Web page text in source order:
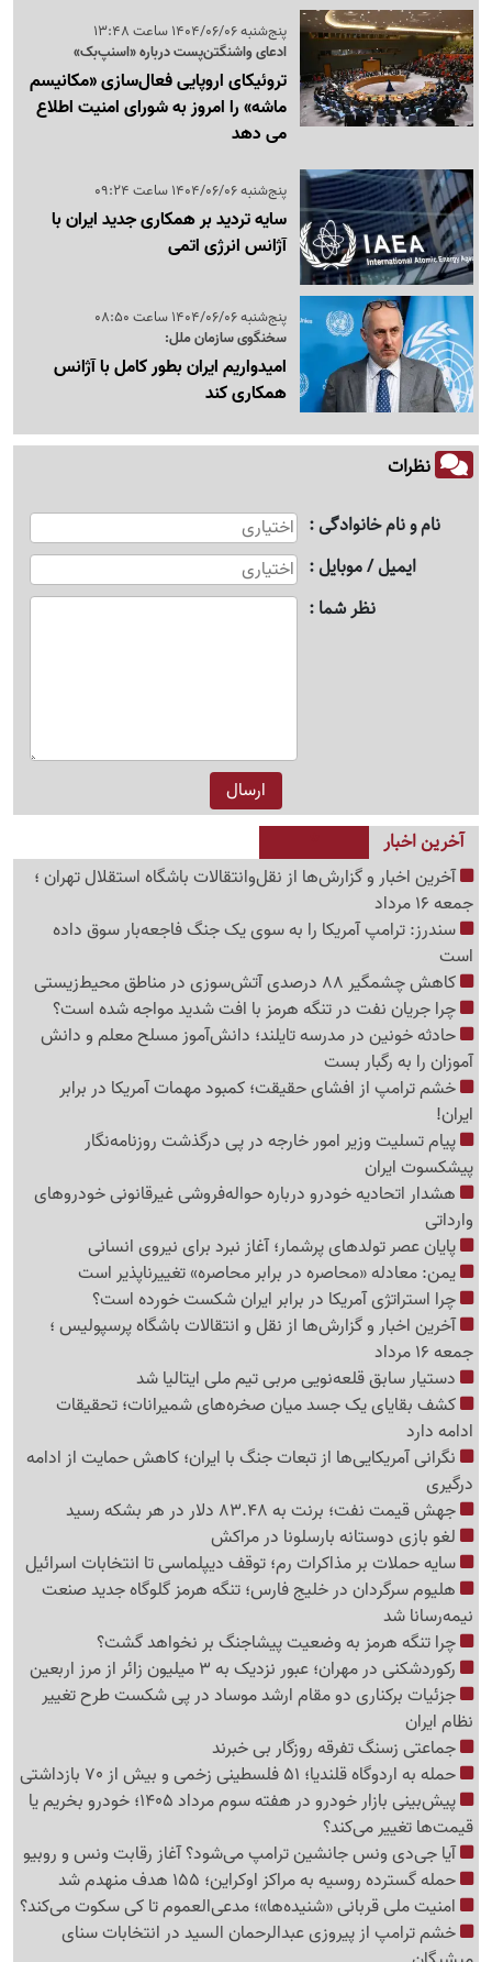
پنج‌شنبه 1404/06/06 ساعت 13:48
ادعای واشنگتن‌پست درباره «اسنپ‌بک»
تروئیکای اروپایی فعال‌سازی «مکانیسم
ماشه» را امروز به شورای امنیت اطلاع
می دهد
پنج‌شنبه 1404/06/06 ساعت 09:24
سایه تردید بر همکاری جدید ایران با
آژانس انرژی اتمی
پنج‌شنبه 1404/06/06 ساعت 08:50
سخنگوی سازمان ملل:
امیدواریم ایران بطور کامل با آژانس
همکاری کند
نظرات
نام و نام خانوادگی
ایمیل / موبایل
نظر شما
آخرین اخبار
آخرین اخبار و گزارش‌ها از نقل‌وانتقالات باشگاه استقلال تهران ؛
جمعه 16 مرداد
سندرز: ترامپ آمریکا را به سوی یک جنگ فاجعه‌بار سوق داده
است
کاهش چشمگیر 88 درصدی آتش‌سوزی در مناطق محیط‌زیستی
چرا جریان نفت در تنگه هرمز با افت شدید مواجه شده است؟
حادثه خونین در مدرسه تایلند؛ دانش‌آموز مسلح معلم و دانش
آموزان را به رگبار بست
خشم ترامپ از افشای حقیقت؛ کمبود مهمات آمریکا در برابر
ایران!
پیام تسلیت وزیر امور خارجه در پی درگذشت روزنامه‌نگار
پیشکسوت ایران
هشدار اتحادیه خودرو درباره حواله‌فروشی غیرقانونی خودروهای
وارداتی
پایان عصر تولدهای پرشمار؛ آغاز نبرد برای نیروی انسانی
یمن: معادله «محاصره در برابر محاصره» تغییرناپذیر است
چرا استراتژی آمریکا در برابر ایران شکست خورده است؟
آخرین اخبار و گزارش‌ها از نقل و انتقالات باشگاه پرسپولیس ؛
جمعه 16 مرداد
دستیار سابق قلعه‌نویی مربی تیم ملی ایتالیا شد
کشف بقایای یک جسد میان صخره‌های شمیرانات؛ تحقیقات
ادامه دارد
نگرانی آمریکایی‌ها از تبعات جنگ با ایران؛ کاهش حمایت از ادامه
درگیری
جهش قیمت نفت؛ برنت به 83.48 دلار در هر بشکه رسید
لغو بازی دوستانه بارسلونا در مراکش
سایه حملات بر مذاکرات رم؛ توقف دیپلماسی تا انتخابات اسرائیل
هلیوم سرگردان در خلیج فارس؛ تنگه هرمز گلوگاه جدید صنعت
نیمه‌رسانا شد
چرا تنگه هرمز به وضعیت پیشاجنگ بر نخواهد گشت؟
رکوردشکنی در مهران؛ عبور نزدیک به 3 میلیون زائر از مرز اربعین
جزئیات برکناری دو مقام ارشد موساد در پی شکست طرح تغییر
نظام ایران
جماعتی زسنگ تفرقه روزگار بی خبرند
حمله به اردوگاه قلندیا؛ 51 فلسطینی زخمی و بیش از 70 بازداشتی
پیش‌بینی بازار خودرو در هفته سوم مرداد 1405؛ خودرو بخریم یا
قیمت‌ها تغییر می‌کند؟
آیا جی‌دی ونس جانشین ترامپ می‌شود؟ آغاز رقابت ونس و روبیو
حمله گسترده روسیه به مراکز اوکراین؛ 155 هدف منهدم شد
امنیت ملی قربانی «شنیده‌ها»؛ مدعی‌العموم تا کی سکوت می‌کند؟
خشم ترامپ از پیروزی عبدالرحمان السید در انتخابات سنای